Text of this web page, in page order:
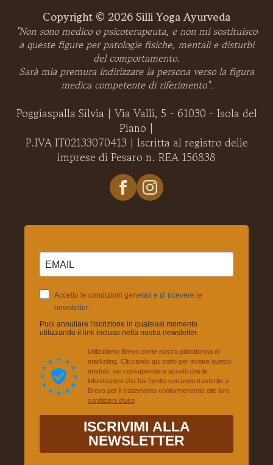
Copyright © 2026 Silli Yoga Ayurveda
"Non sono medico o psicoterapeuta, e non mi sostituisco
a queste figure per patologie fisiche, mentali e disturbi
del comportamento.
Sarà mia premura indirizzare la persona verso la figura
medica competente di riferimento".
Poggiaspalla Silvia | Via Valli, 5 - 61030 - Isola del
Piano |
P.IVA IT02133070413 | Iscritta al registro delle
imprese di Pesaro n. REA 156838